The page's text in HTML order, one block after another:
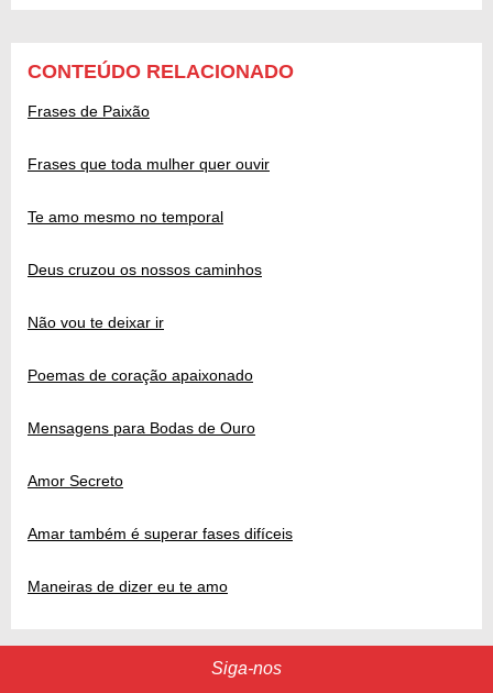
CONTEÚDO RELACIONADO
Frases de Paixão
Frases que toda mulher quer ouvir
Te amo mesmo no temporal
Deus cruzou os nossos caminhos
Não vou te deixar ir
Poemas de coração apaixonado
Mensagens para Bodas de Ouro
Amor Secreto
Amar também é superar fases difíceis
Maneiras de dizer eu te amo
Siga-nos